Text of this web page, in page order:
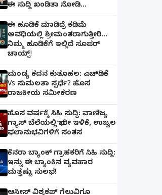
ಈ ಸುದ್ದಿ ಖಂಡಿತಾ ನೋಡಿ...
ಈ ಹೂಡಿಕೆ ಮಾಡಿದ್ರೆ ಕಡಿಮೆ
ಅವಧಿಯಲ್ಲಿ ಶ್ರೀಮಂತರಾಗುತ್ತೀರಿ...
ನಿಮ್ಮ ಹೂಡಿಕೆಗೆ ಇಲ್ಲಿದೆ ಸೂಪರ್
ಚಾಯ್ಸ್‌!
ಮಂಡ್ಯ ಕದನ ಕುತೂಹಲ: ಎಚ್‌ಡಿಕೆ
Vs ಸುಮಲತಾ ಸ್ಪರ್ಧೆ? ಹೊಸ
ರಾಜಕೀಯ ಸಮೀಕರಣ
ಹೊಸ ವರ್ಷಕ್ಕೆ ಸಿಹಿ ಸುದ್ದಿ: ವಾಣಿಜ್ಯ
ಗ್ಯಾಸ್‌ ಬೆಲೆಯಲ್ಲಿ ಭಾರೀ ಇಳಿಕೆ, ಉಜ್ವಲ
ಫಲಾನುಭವಿಗಳಿಗೆ ಸಂತಸ
ಕೆನರಾ ಬ್ಯಾಂಕ್‌ ಗ್ರಾಹಕರಿಗೆ ಸಿಹಿ ಸುದ್ದಿ:
ಇನ್ನು ಈ ಬ್ಯಾಂಕಿನ ವ್ಯವಹಾರ
ಮತ್ತಷ್ಟು ಸುಲಭ!